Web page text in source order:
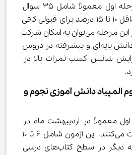
موفق شوند. آزمون مرحله اول معمولاً شامل 35 سوال
تستی است و کسب حداقل 10 تا 15 درصد برای قبولی کافی
است. از مزایای قبولی در این مرحله می‌توان به امکان شرکت
در مرحله دوم، تقویت دانش پایه‌ای و پیشرفته در دروس
شانس کسب نمرات بالا در
المپیاد دانش آموزی نجوم و
اول معمولاً در اردیبهشت ماه در
سوال تشریحی است که دیگر در سطح کتاب‌های درسی